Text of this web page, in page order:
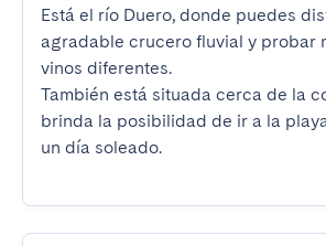
Está el río Duero, donde puedes
agradable crucero fluvial y probar
vinos diferentes.
También está situada cerca de la
brinda la posibilidad de ir a la
un día soleado.